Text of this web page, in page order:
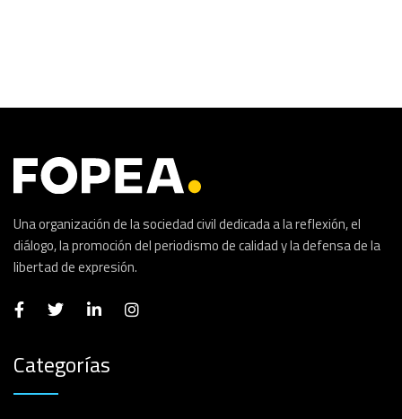
Una organización de la sociedad civil dedicada a la reflexión, el
diálogo, la promoción del periodismo de calidad y la defensa de la
libertad de expresión.
Categorías